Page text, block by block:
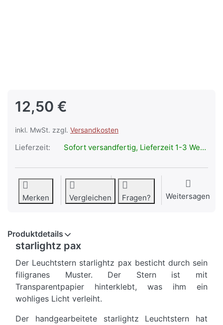
12,50 €
inkl. MwSt. zzgl. Versandkosten
Lieferzeit: Sofort versandfertig, Lieferzeit 1-3 Werktage.
Merken Vergleichen Fragen? Weitersagen
Produktdetails
starlightz pax
Der Leuchtstern starlightz pax besticht durch sein
filigranes Muster. Der Stern ist mit
Transparentpapier hinterklebt, was ihm ein
wohliges Licht verleiht.
Der handgearbeitete starlightz Leuchtstern hat